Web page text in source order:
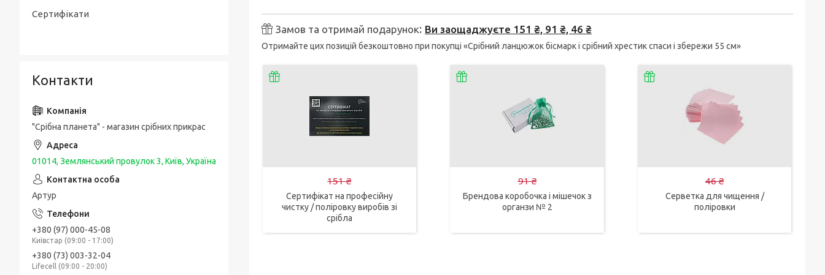
Замов та отримай подарунок Ви заощаджуєте 151 ₴, 91 ₴, 46 ₴
Отримайте цих позицій безкоштовно при покупці «Срібний ланцюжок бісмарк і срібний хрестик спаси і збережи 55 см»
151 ₴
Сертифікат на професійну
чистку / поліровку виробів зі
срібла
91 ₴
Брендова коробочка і мішечок з
органзи № 2
46 ₴
Серветка для чищення /
поліровки
Сертифікати
Контакти
"Срібна планета" - магазин срібних прикрас
01014, Землянський провулок 3, Київ, Україна
Артур
+380 (97) 000-45-08
Київстар (09:00 - 17:00)
+380 (73) 003-32-04
Lifecell (09:00 - 20:00)